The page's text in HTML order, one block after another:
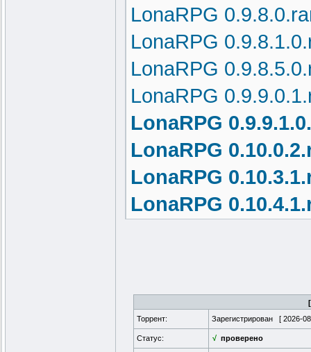
LonaRPG
LonaRPG
LonaRPG
LonaRPG
LonaRPG
LonaRPG
LonaRPG
LonaRPG
LonaRPG
LonaRPG
Торрент:
Зарегистрирован [ 2026-
Статус: √ проверено